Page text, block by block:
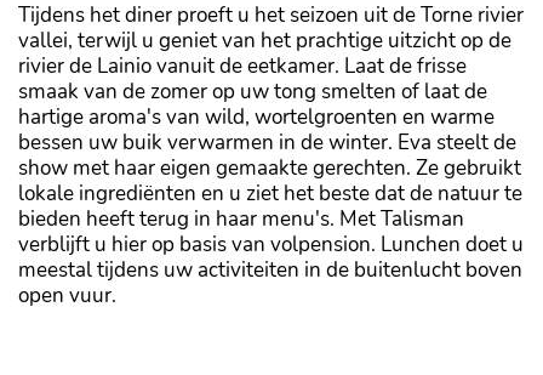
Tijdens het diner proeft u het seizoen uit de Torne rivier
vallei, terwijl u geniet van het prachtige uitzicht op de
rivier de Lainio vanuit de eetkamer. Laat de frisse
smaak van de zomer op uw tong smelten of laat de
hartige aroma's van wild, wortelgroenten en warme
bessen uw buik verwarmen in de winter. Eva steelt de
show met haar eigen gemaakte gerechten. Ze gebruikt
lokale ingrediënten en u ziet het beste dat de natuur te
bieden heeft terug in haar menu's. Met Talisman
verblijft u hier op basis van volpension. Lunchen doet u
meestal tijdens uw activiteiten in de buitenlucht boven
open vuur.